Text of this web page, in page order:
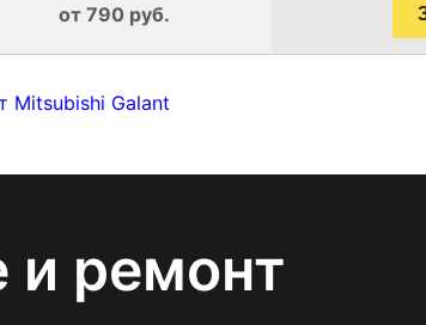
от 790 руб.
Mitsubishi Galant
и ремонт